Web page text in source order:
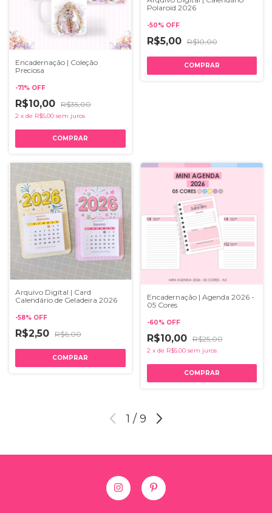
Encadernação | Coleção
Preciosa
-71% OFF
R$10,00 R$35,00
2 x de R$5,00 sem juros
Polaroid 2026
-50% OFF
R$5,00 R$10,00
Arquivo Digital | Card
Calendário de Geladeira 2026
-58% OFF
R$2,50 R$6,00
Encadernação | Agenda 2026 -
05 Cores
-60% OFF
R$10,00 R$25,00
2 x de R$5,00 sem juros
1 / 9